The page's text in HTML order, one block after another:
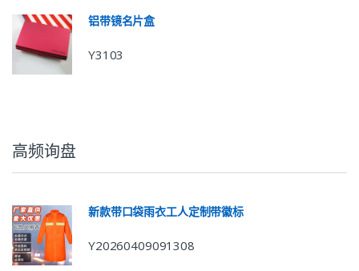
铝带镜名片盒
Y3103
高频询盘
新款带口袋雨衣工人定制带徽标
Y20260409091308